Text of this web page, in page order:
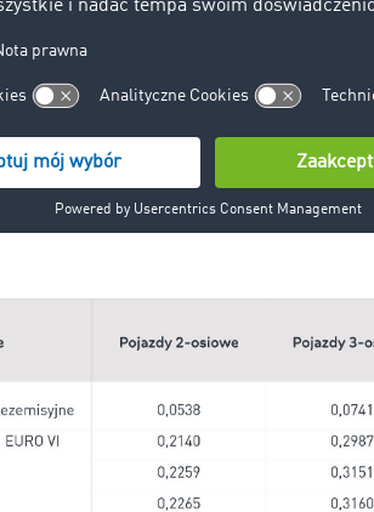
taryfowej, w przeciwnym wypadku
taryfy – czyli klasy emisji spalin I.
EURO i klasę emisji CO2
rechner#/
drogowych dla ciężarówek o DMC
w tym dopłaty za zanieczyszczenie
Austria 2024: